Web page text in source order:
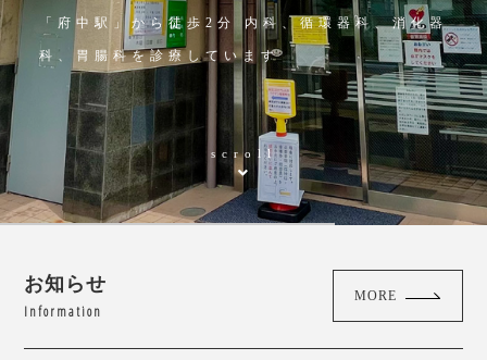
「府中駅」から徒歩2分 内科、循環器科、消化器
科、胃腸科を診療しています
scroll
お知らせ
Information
MORE